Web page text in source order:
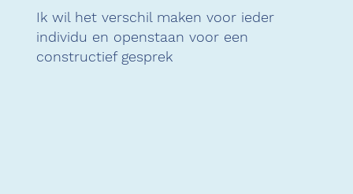
Ik wil het verschil maken voor ieder
individu en openstaan voor een
constructief gesprek